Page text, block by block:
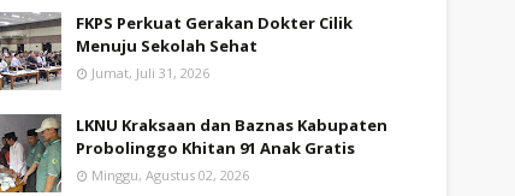
FKPS Perkuat Gerakan Dokter Cilik
Menuju Sekolah Sehat
Jumat, Juli 31, 2026
LKNU Kraksaan dan Baznas Kabupaten
Probolinggo Khitan 91 Anak Gratis
Minggu, Agustus 02, 2026